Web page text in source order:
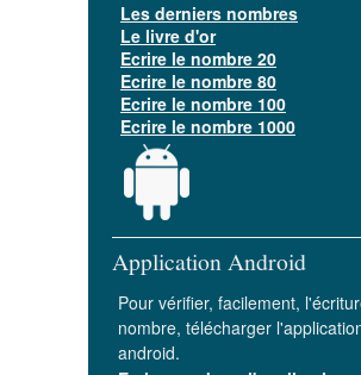
Les derniers nombres
Le livre d'or
Ecrire le nombre 20
Ecrire le nombre 80
Ecrire le nombre 100
Ecrire le nombre 1000
Application Android
Pour vérifier, facilement,
nombre, télécharger
android.